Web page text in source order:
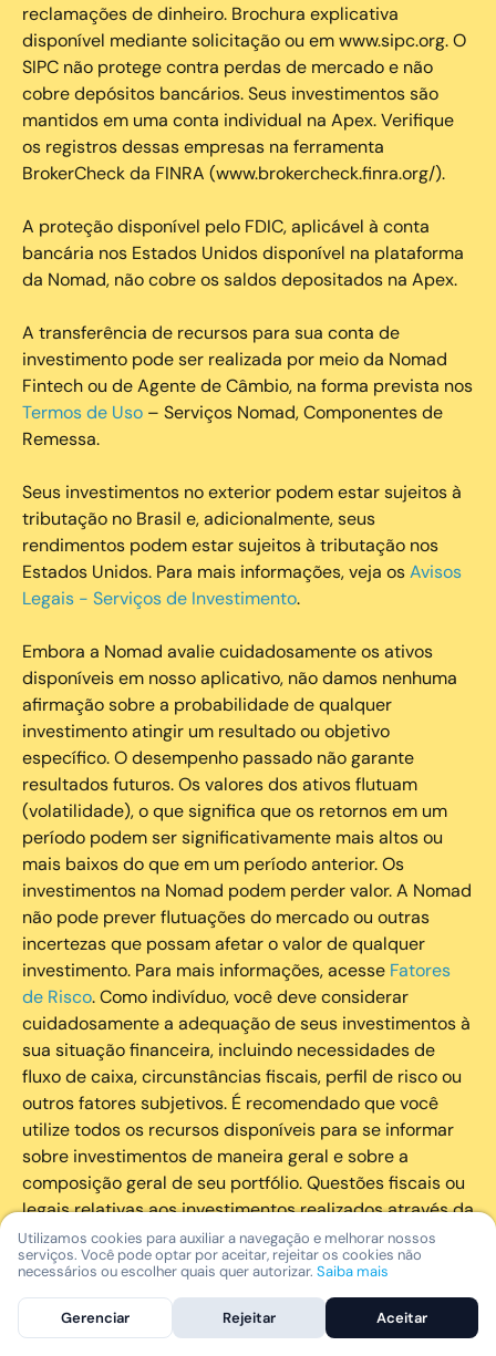
reclamações de dinheiro. Brochura explicativa
disponível mediante solicitação ou em www.sipc.org. O
SIPC não protege contra perdas de mercado e não
cobre depósitos bancários. Seus investimentos são
mantidos em uma conta individual na Apex. Verifique
os registros dessas empresas na ferramenta
BrokerCheck da FINRA (www.brokercheck.finra.org/).
A proteção disponível pelo FDIC, aplicável à conta
bancária nos Estados Unidos disponível na plataforma
da Nomad, não cobre os saldos depositados na Apex.
A transferência de recursos para sua conta de
investimento pode ser realizada por meio da Nomad
Fintech ou de Agente de Câmbio, na forma prevista nos
Termos de Uso – Serviços Nomad, Componentes de
Remessa.
Seus investimentos no exterior podem estar sujeitos à
tributação no Brasil e, adicionalmente, seus
rendimentos podem estar sujeitos à tributação nos
Estados Unidos. Para mais informações, veja osAvisos
Legais - Serviços de Investimento.
Embora a Nomad avalie cuidadosamente os ativos
disponíveis em nosso aplicativo, não damos nenhuma
afirmação sobre a probabilidade de qualquer
investimento atingir um resultado ou objetivo
específico. O desempenho passado não garante
resultados futuros. Os valores dos ativos flutuam
(volatilidade), o que significa que os retornos em um
período podem ser significativamente mais altos ou
mais baixos do que em um período anterior. Os
investimentos na Nomad podem perder valor. A Nomad
não pode prever flutuações do mercado ou outras
incertezas que possam afetar o valor de qualquer
investimento. Para mais informações, acesse Fatores
de Risco. Como indivíduo, você deve considerar
cuidadosamente a adequação de seus investimentos à
sua situação financeira, incluindo necessidades de
fluxo de caixa, circunstâncias fiscais, perfil de risco ou
outros fatores subjetivos. É recomendado que você
utilize todos os recursos disponíveis para se informar
sobre investimentos de maneira geral e sobre a
composição geral de seu portfólio. Questões fiscais ou
legais relativas aos investimentos realizados através da
Nomad devem ser obtidas pelos próprios clientes. A
Nomad e suas afiliadas não fornecem nenhum tipo de
A Nomad Wealth Management Ltda. (“Nomad Wealth”),
Utilizamos cookies para auxiliar a navegação e melhorar nossos
serviços. Você pode optar por aceitar, rejeitar os cookies não
necessários ou escolher quais quer autorizar. Saiba mais
Gerenciar Rejeitar Aceitar